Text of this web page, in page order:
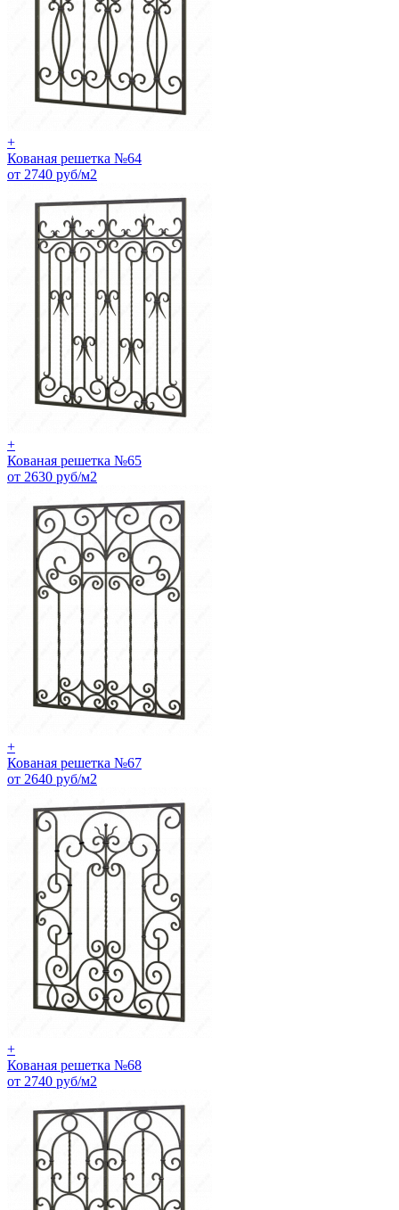
+
Кованая решетка №64
от 2740 руб/м2
+
Кованая решетка №65
от 2630 руб/м2
+
Кованая решетка №67
от 2640 руб/м2
+
Кованая решетка №68
от 2740 руб/м2